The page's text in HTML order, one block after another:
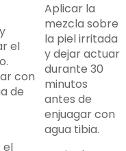
el
con
de
Aplicar la
mezcla sobre
la piel irritada
y dejar actuar
durante 30
minutos
antes de
enjuagar con
agua tibia.
el